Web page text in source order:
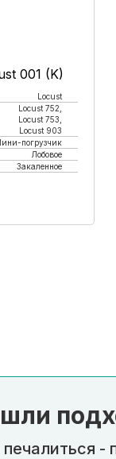
001 (K)
Locust
Locust 752,
Locust 753,
Locust 903
погрузчик
Лобовое
Закаленное
-